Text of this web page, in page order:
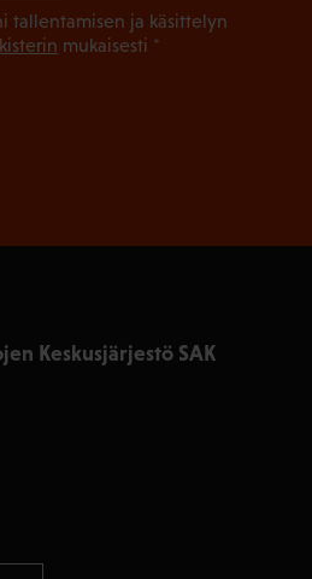
Keskusjärjestö SAK
tallentamisen ja käsittelyn
mukaisesti *